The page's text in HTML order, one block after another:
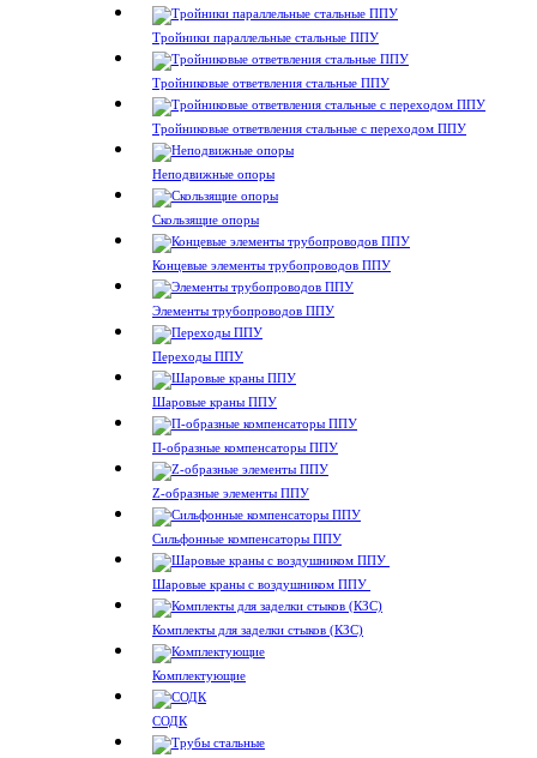
Тройники параллельные стальные ППУ
Тройниковые ответвления стальные ППУ
Тройниковые ответвления стальные с переходом ППУ
Неподвижные опоры
Скользящие опоры
Концевые элементы трубопроводов ППУ
Элементы трубопроводов ППУ
Переходы ППУ
Шаровые краны ППУ
П-образные компенсаторы ППУ
Z-образные элементы ППУ
Сильфонные компенсаторы ППУ
Шаровые краны с воздушником ППУ
Комплекты для заделки стыков (КЗС)
Комплектующие
СОДК